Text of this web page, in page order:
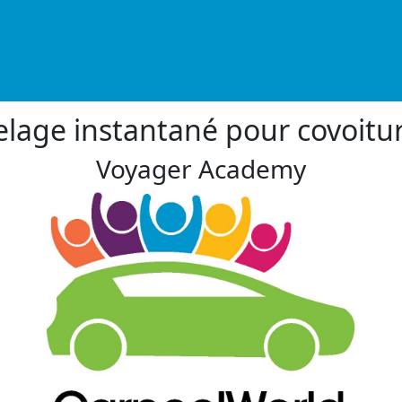
instantané pour
Voyager Academy